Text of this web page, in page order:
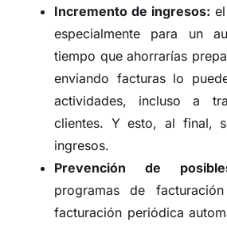
Incremento de ingresos:
especialmente para un
tiempo que ahorrarías
enviando facturas lo
actividades, incluso a
clientes. Y esto, al final,
ingresos.
Prevención de
programas de
facturación periódica